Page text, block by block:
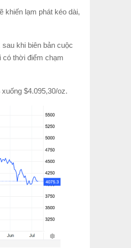
khiến lạm phát kéo dài,
khi biên bản cuộc
có thời điểm chạm
$4.095,30/oz.